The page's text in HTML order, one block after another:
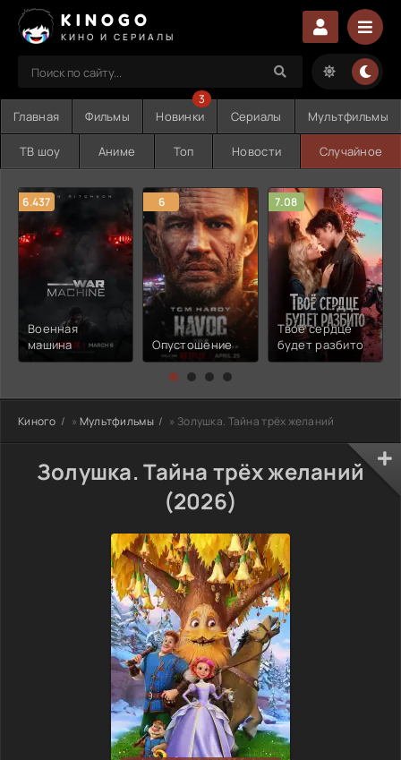
KINOGO
КИНО И СЕРИАЛЫ
Главная Фильмы Новинки
3
Сериалы Мультфильмы
ТВ шоу Аниме Топ Новости Случайное
6.437
Военная
машина
6
Опустошение
7.08
Твоё сердце
будет разбито
Киного » Мультфильмы » Золушка. Тайна трёх желаний
Золушка. Тайна трёх желаний
(2026)